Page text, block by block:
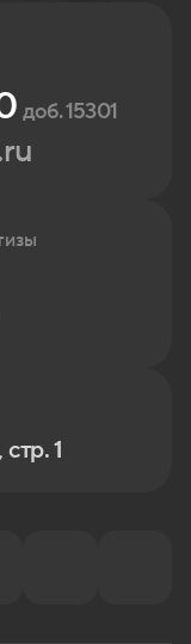
доб. 15301
1